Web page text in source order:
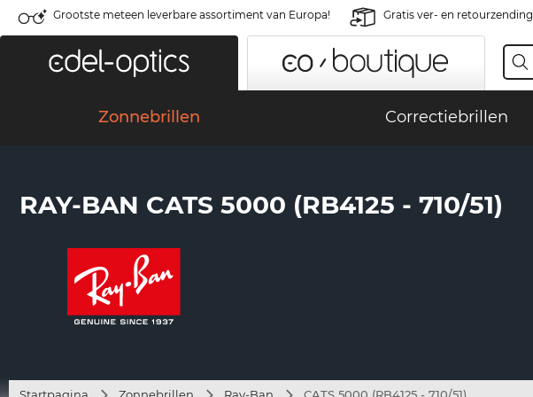
Grootste meteen leverbare assortiment van Europa! Gratis ver- en retourzending
Zonnebrillen Correctiebrillen
RAY-BAN CATS 5000 (RB4125 - 710/51)